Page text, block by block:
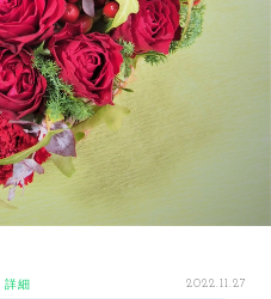
詳細 2022.11.27